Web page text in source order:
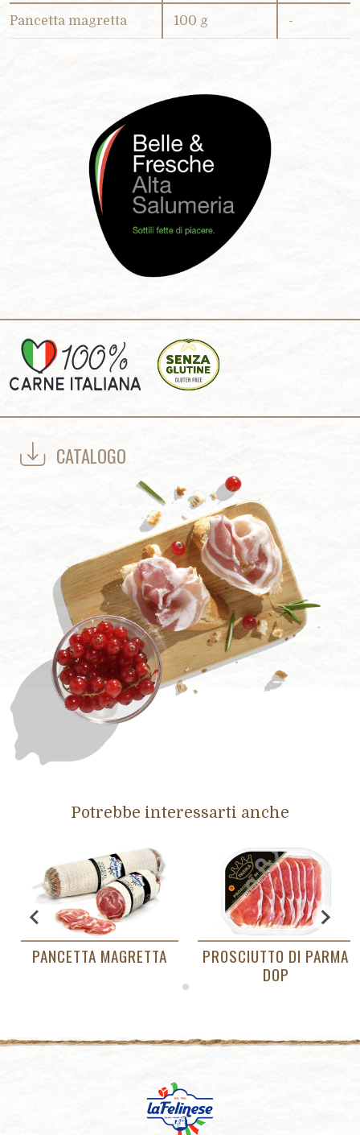
Pancetta magretta 100 g -
CATALOGO
Potrebbe interessarti anche
PANCETTA MAGRETTA PROSCIUTTO DI PARMA
DOP